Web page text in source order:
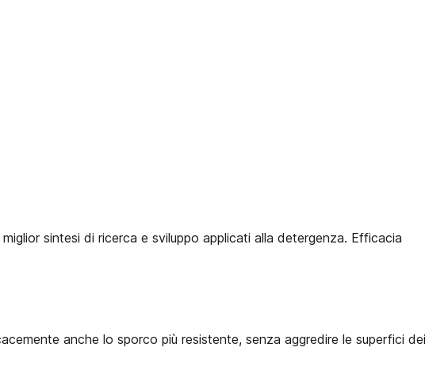
sintesi di ricerca e sviluppo applicati alla detergenza. Efficacia
anche lo sporco più resistente, senza aggredire le superfici dei